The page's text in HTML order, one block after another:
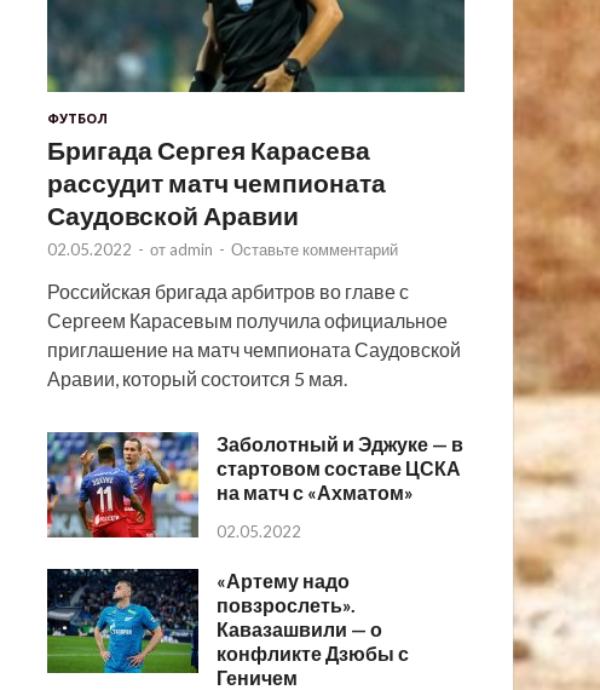
ФУТБОЛ
Бригада Сергея Карасева
рассудит матч чемпионата
Саудовской Аравии
02.05.2022 - от admin - Оставьте комментарий
Российская бригада арбитров во главе с
Сергеем Карасевым получила официальное
приглашение на матч чемпионата Саудовской
Аравии, который состоится 5 мая.
Заболотный и Эджуке — в
стартовом составе ЦСКА
на матч с «Ахматом»
02.05.2022
«Артему надо
повзрослеть».
Кавазашвили — о
конфликте Дзюбы с
Геничем